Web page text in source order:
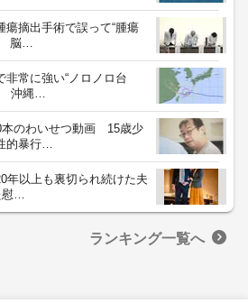
瘍摘出手術で誤って“腫瘍
脳…
非常に強い“ノロノロ台
沖縄…
本のわいせつ動画 15歳少
的暴行…
以上も裏切られ続けた夫
…
ランキング一覧へ